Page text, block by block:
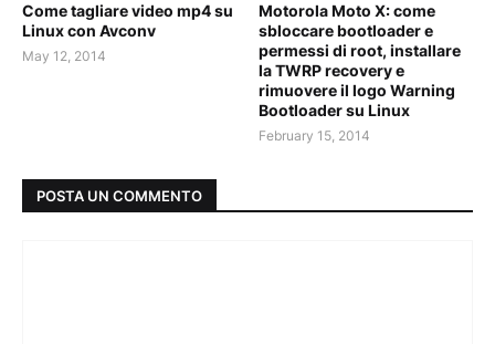
Come tagliare video mp4 su
Linux con Avconv
May 12, 2014
Motorola Moto X: come
sbloccare bootloader e
permessi di root, installare
la TWRP recovery e
rimuovere il logo Warning
Bootloader su Linux
February 15, 2014
POSTA UN COMMENTO